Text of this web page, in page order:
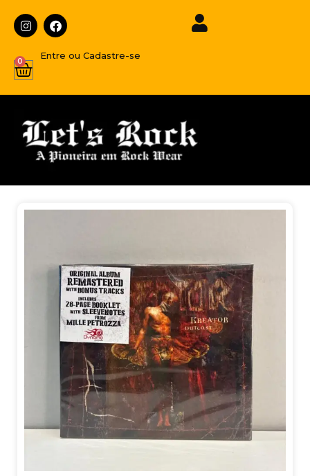
Entre ou Cadastre-se
0